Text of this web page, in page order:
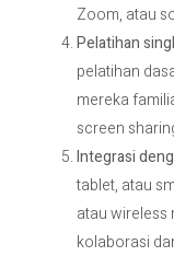
Zoom, atau
Pelatihan
pelatihan
mereka
screen
Integrasi
tablet, atau
atau wireless
kolaborasi